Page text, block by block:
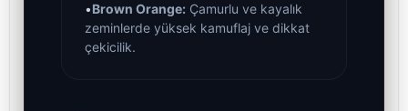
•Brown Orange: Çamurlu ve kayalık
zeminlerde yüksek kamuflaj ve dikkat
çekicilik.